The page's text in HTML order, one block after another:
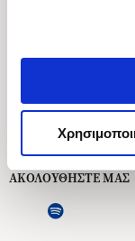
Εξυπηρέτηση Πελατών
ΑΚΟΛΟΥΘΗΣΤΕ ΜΑΣ